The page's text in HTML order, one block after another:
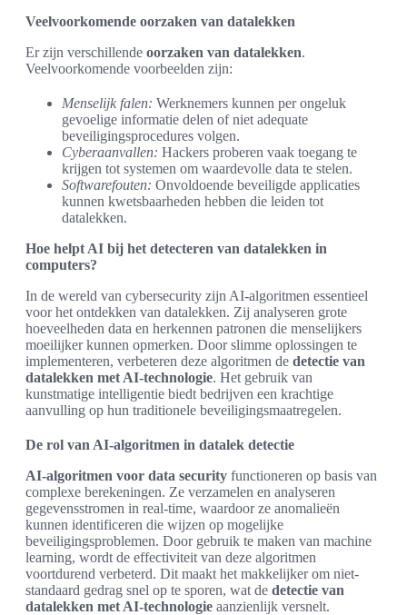
Veelvoorkomende oorzaken van datalekken
Er zijn verschillende oorzaken van datalekken.
Veelvoorkomende voorbeelden zijn:
Menselijk falen: Werknemers kunnen per ongeluk
gevoelige informatie delen of niet adequate
beveiligingsprocedures volgen.
Cyberaanvallen: Hackers proberen vaak toegang te
krijgen tot systemen om waardevolle data te stelen.
Softwarefouten: Onvoldoende beveiligde applicaties
kunnen kwetsbaarheden hebben die leiden tot
datalekken.
Hoe helpt AI bij het detecteren van datalekken in
computers?
In de wereld van cybersecurity zijn AI-algoritmen essentieel
voor het ontdekken van datalekken. Zij analyseren grote
hoeveelheden data en herkennen patronen die menselijkers
moeilijker kunnen opmerken. Door slimme oplossingen te
implementeren, verbeteren deze algoritmen de detectie van
datalekken met AI-technologie. Het gebruik van
kunstmatige intelligentie biedt bedrijven een krachtige
aanvulling op hun traditionele beveiligingsmaatregelen.
De rol van AI-algoritmen in datalek detectie
AI-algoritmen voor data security functioneren op basis van
complexe berekeningen. Ze verzamelen en analyseren
gegevensstromen in real-time, waardoor ze anomalieën
kunnen identificeren die wijzen op mogelijke
beveiligingsproblemen. Door gebruik te maken van machine
learning, wordt de effectiviteit van deze algoritmen
voortdurend verbeterd. Dit maakt het makkelijker om niet-
standaard gedrag snel op te sporen, wat de detectie van
datalekken met AI-technologie aanzienlijk versnelt.